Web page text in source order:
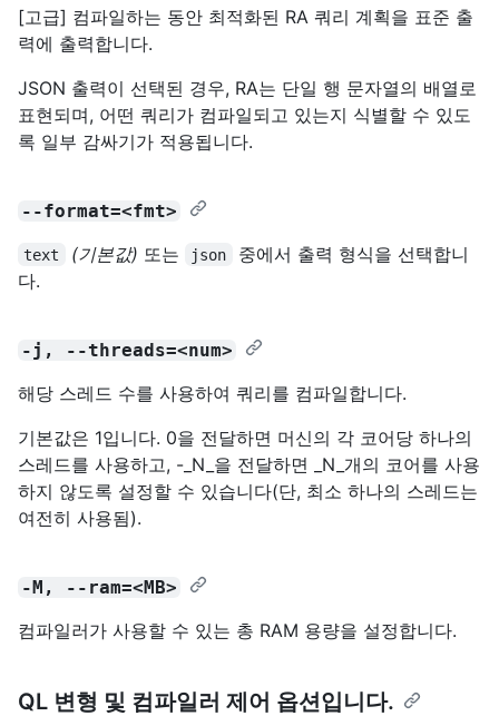
[고급] 컴파일하는 동안 최적화된 RA 쿼리 계획을 표준 출
력에 출력합니다.
JSON 출력이 선택된 경우, RA는 단일 행 문자열의 배열로
표현되며, 어떤 쿼리가 컴파일되고 있는지 식별할 수 있도
록 일부 감싸기가 적용됩니다.
--format=<fmt>
text (기본값) 또는 json
중에서 출력 형식을 선택합니
다.
-j, --threads=<num>
해당 스레드 수를 사용하여 쿼리를 컴파일합니다.
기본값은 1입니다. 0을 전달하면 머신의 각 코어당 하나의
스레드를 사용하고, -_N_을 전달하면 _N_개의 코어를 사용
하지 않도록 설정할 수 있습니다(단, 최소 하나의 스레드는
여전히 사용됨).
-M, --ram=<MB>
컴파일러가 사용할 수 있는 총 RAM 용량을 설정합니다.
QL 변형 및 컴파일러 제어 옵션입니다.